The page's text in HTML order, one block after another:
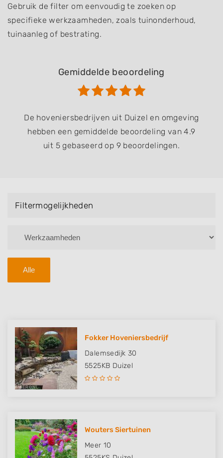
Gebruik de filter om eenvoudig te zoeken op
specifieke werkzaamheden, zoals tuinonderhoud,
tuinaanleg of bestrating.
Gemiddelde beoordeling
De hoveniersbedrijven uit Duizel en omgeving
hebben een gemiddelde beoordeling van 4.9
uit 5 gebaseerd op 9 beoordelingen.
Filtermogelijkheden
Alle
Fokker Hoveniersbedrijf
Dalemsedijk 30
5525KB Duizel
Wouters Siertuinen
Meer 10